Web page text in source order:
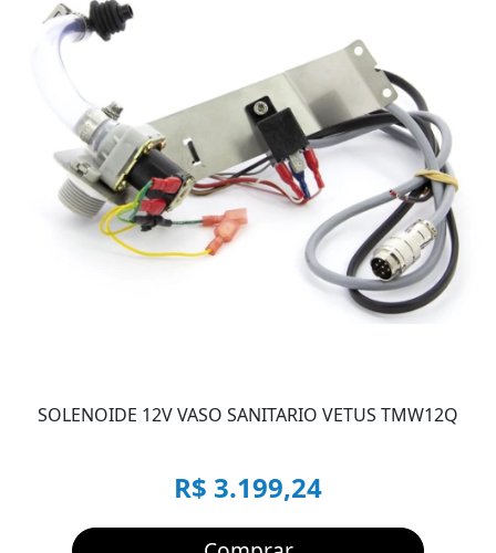
SOLENOIDE 12V VASO SANITARIO VETUS TMW12Q
R$ 3.199,24